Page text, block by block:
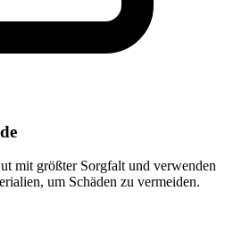
mit größter Sorgfalt und verwenden
um Schäden zu vermeiden.